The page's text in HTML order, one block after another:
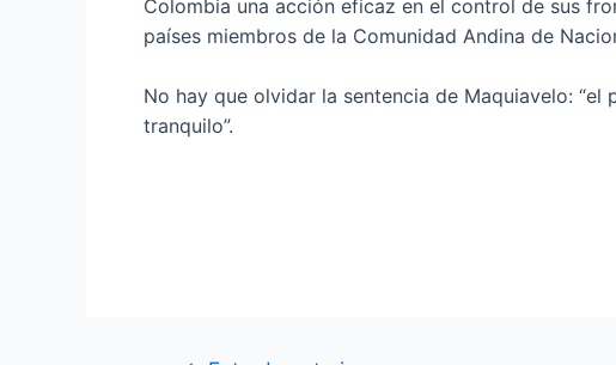
Colombia una acción eficaz en el control de sus
países miembros de la Comunidad Andina de
No hay que olvidar la sentencia de Maquiavelo:
tranquilo”.